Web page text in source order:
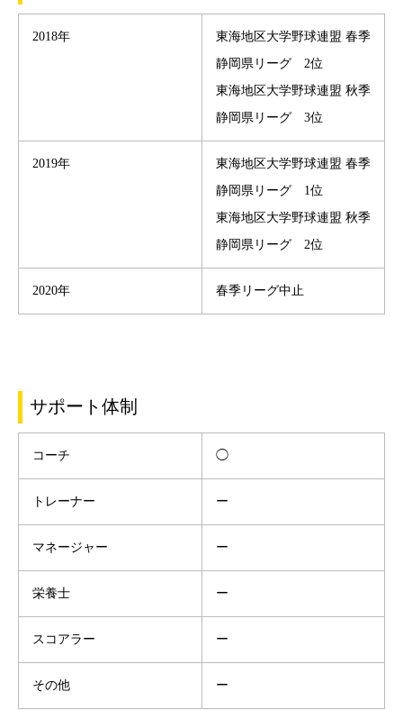
2018年
東海地区大学野球連盟 春季
静岡県リーグ 2位
東海地区大学野球連盟 秋季
静岡県リーグ 3位
2019年
東海地区大学野球連盟 春季
静岡県リーグ 1位
東海地区大学野球連盟 秋季
静岡県リーグ 2位
2020年 春季リーグ中止
サポート体制
コーチ ◯
トレーナー ー
マネージャー ー
栄養士 ー
スコアラー ー
その他 ー